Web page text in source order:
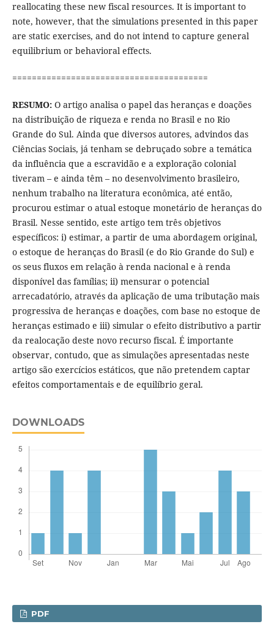
reallocating these new fiscal resources. It is important to
note, however, that the simulations presented in this paper
are static exercises, and do not intend to capture general
equilibrium or behavioral effects.
========================================
RESUMO: O artigo analisa o papel das heranças e doações
na distribuição de riqueza e renda no Brasil e no Rio
Grande do Sul. Ainda que diversos autores, advindos das
Ciências Sociais, já tenham se debruçado sobre a temática
da influência que a escravidão e a exploração colonial
tiveram – e ainda têm – no desenvolvimento brasileiro,
nenhum trabalho na literatura econômica, até então,
procurou estimar o atual estoque monetário de heranças do
Brasil. Nesse sentido, este artigo tem três objetivos
específicos: i) estimar, a partir de uma abordagem original,
o estoque de heranças do Brasil (e do Rio Grande do Sul) e
os seus fluxos em relação à renda nacional e à renda
disponível das famílias; ii) mensurar o potencial
arrecadatório, através da aplicação de uma tributação mais
progressiva de heranças e doações, com base no estoque de
heranças estimado e iii) simular o efeito distributivo a partir
da realocação deste novo recurso fiscal. É importante
observar, contudo, que as simulações apresentadas neste
artigo são exercícios estáticos, que não pretendem captar
efeitos comportamentais e de equilíbrio geral.
DOWNLOADS
PDF